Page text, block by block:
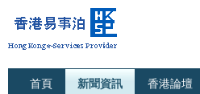
首頁 新聞資訊 香港論壇